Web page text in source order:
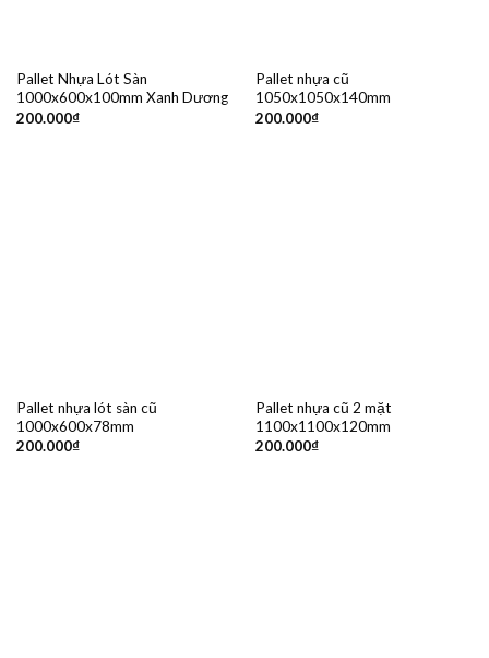
Pallet Nhựa Lót Sàn
1000x600x100mm Xanh Dương
200.000₫
Pallet nhựa cũ
1050x1050x140mm
200.000₫
Pallet nhựa lót sàn cũ
1000x600x78mm
200.000₫
Pallet nhựa cũ 2 mặt
1100x1100x120mm
200.000₫